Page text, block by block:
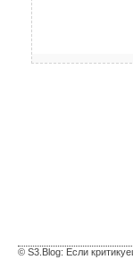
© S3.Blog: Если